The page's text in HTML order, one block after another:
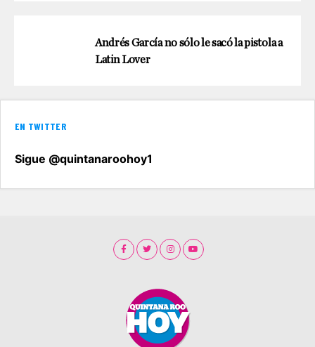
Andrés García no sólo le sacó la pistola a
Latin Lover
EN TWITTER
Sigue @quintanaroohoy1